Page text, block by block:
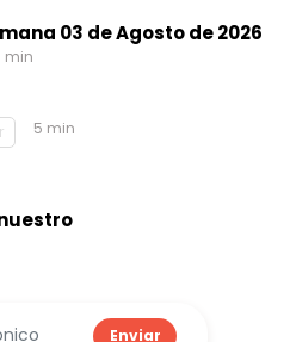
03 de Agosto de 2026
min
5 min
Enviar